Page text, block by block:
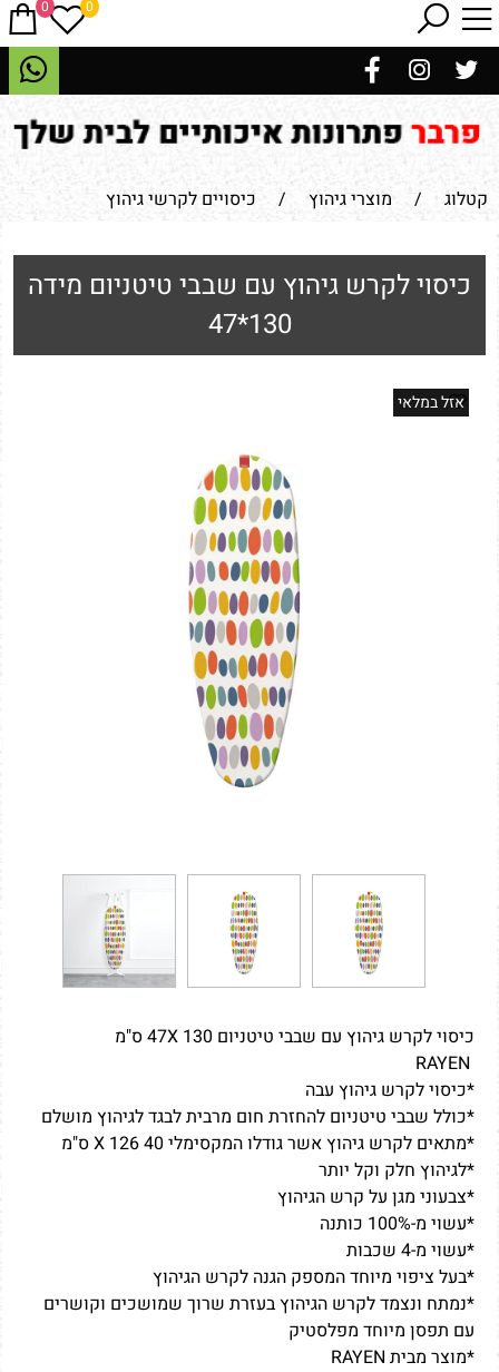
0 0
קטלוג / מוצרי גיהוץ / כיסויים לקרשי גיהוץ
כיסוי לקרש גיהוץ עם שבבי טיטניום מידה
130*47
אזל במלאי
כיסוי לקרש גיהוץ עם שבבי טיטניום 47X 130 ס"מ
*כיסוי לקרש גיהוץ עבה
*כולל שבבי טיטניום להחזרת חום מרבית לבגד לגיהוץ מושלם
*מתאים לקרש גיהוץ אשר גודלו המקסימלי 40 X 126 ס"מ
*לגיהוץ חלק וקל יותר
*צבעוני מגן על קרש הגיהוץ
*עשוי מ-100% כותנה
*עשוי מ-4 שכבות
*בעל ציפוי מיוחד המספק הגנה לקרש הגיהוץ
*נמתח ונצמד לקרש הגיהוץ בעזרת שרוך שמושכים וקושרים
עם תפסן מיוחד מפלסטיק
*מוצר מבית RAYEN